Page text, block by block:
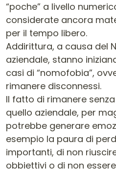
“poche” a livello
considerate ancora
per il tempo libero.
Addirittura, a causa del
aziendale, stanno
casi di “nomofobia”,
rimanere disconnessi.
Il fatto di rimanere
quello aziendale, per
potrebbe generare
esempio la paura di
importanti, di non
obbiettivi o di non